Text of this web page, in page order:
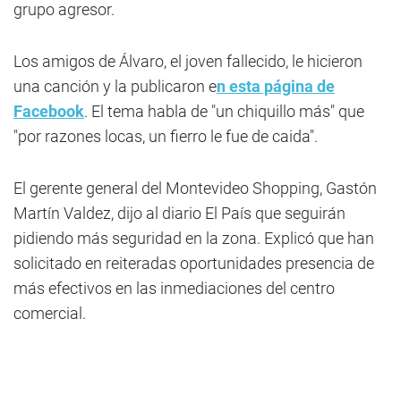
grupo agresor.
Los amigos de Álvaro, el joven fallecido, le hicieron
una canción y la publicaron en esta página de
Facebook. El tema habla de "un chiquillo más" que
"por razones locas, un fierro le fue de caida".
El gerente general del Montevideo Shopping, Gastón
Martín Valdez, dijo al diario El País que seguirán
pidiendo más seguridad en la zona. Explicó que han
solicitado en reiteradas oportunidades presencia de
más efectivos en las inmediaciones del centro
comercial.